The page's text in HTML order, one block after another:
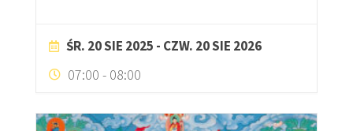
ŚR. 20 SIE 2025 - CZW. 20 SIE 2026
07:00 - 08:00